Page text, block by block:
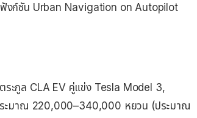
งก์ชัน Urban Navigation on Autopilot
ระกูล CLA EV คู่แข่ง Tesla Model 3,
ระมาณ 220,000–340,000 หยวน (ประมาณ